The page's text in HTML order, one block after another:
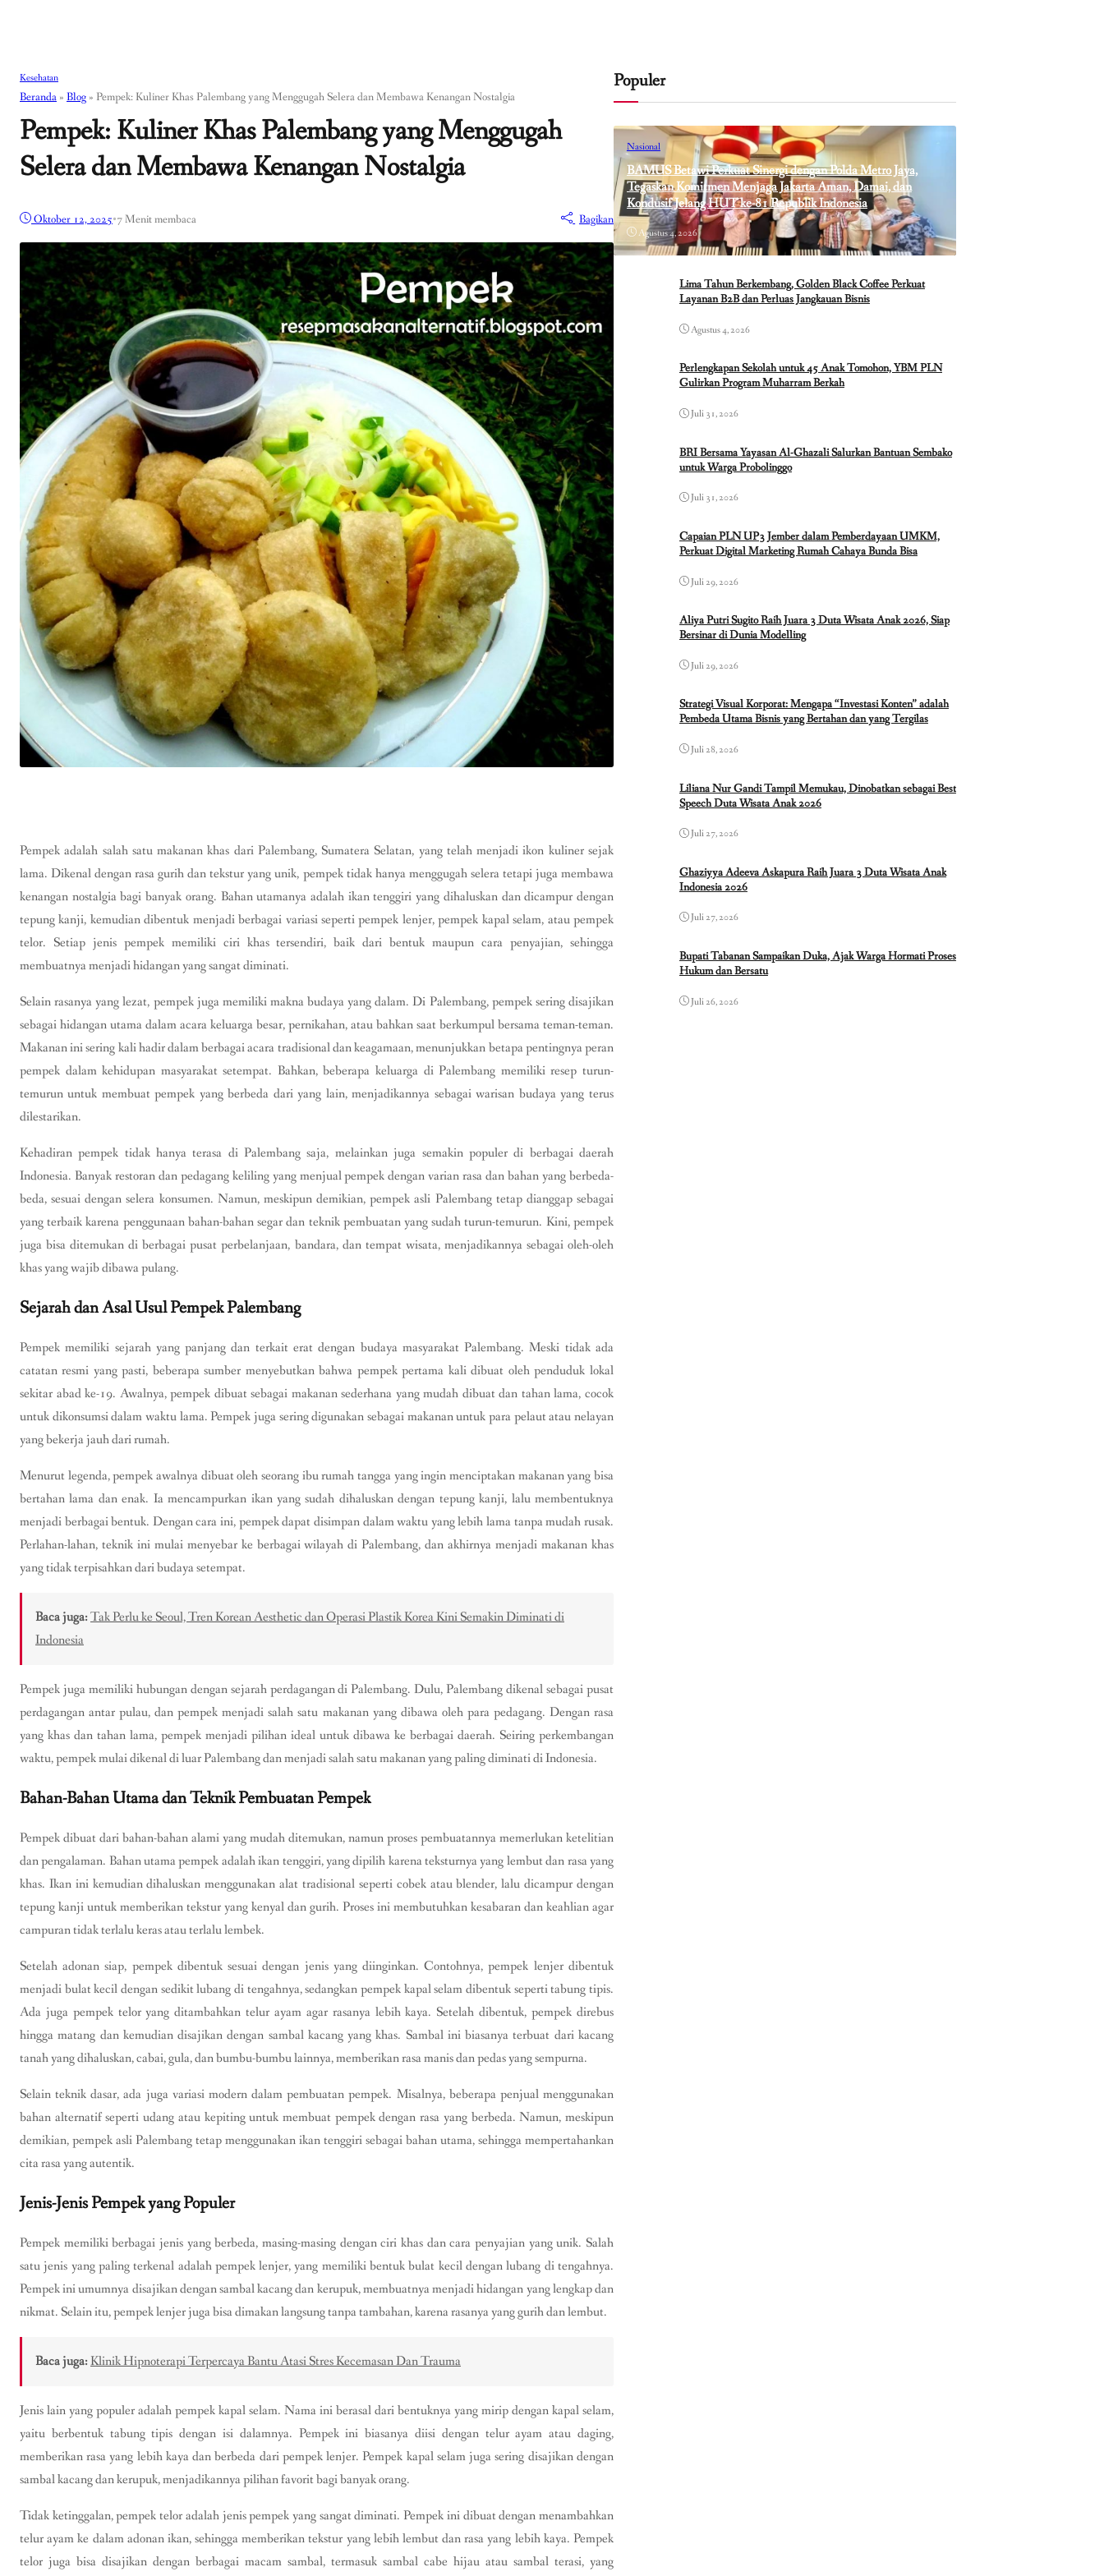
Kesehatan
Beranda » Blog » Pempek: Kuliner Khas Palembang yang Menggugah Selera dan Membawa Kenangan Nostalgia
Pempek: Kuliner Khas Palembang yang Menggugah
Selera dan Membawa Kenangan Nostalgia
Oktober 12, 2025•7 Menit membaca Bagikan
Pempek adalah salah satu makanan khas dari Palembang, Sumatera Selatan, yang telah menjadi ikon kuliner sejak
lama. Dikenal dengan rasa gurih dan tekstur yang unik, pempek tidak hanya menggugah selera tetapi juga membawa
kenangan nostalgia bagi banyak orang. Bahan utamanya adalah ikan tenggiri yang dihaluskan dan dicampur dengan
tepung kanji, kemudian dibentuk menjadi berbagai variasi seperti pempek lenjer, pempek kapal selam, atau pempek
telor. Setiap jenis pempek memiliki ciri khas tersendiri, baik dari bentuk maupun cara penyajian, sehingga
membuatnya menjadi hidangan yang sangat diminati.
Selain rasanya yang lezat, pempek juga memiliki makna budaya yang dalam. Di Palembang, pempek sering disajikan
sebagai hidangan utama dalam acara keluarga besar, pernikahan, atau bahkan saat berkumpul bersama teman-teman.
Makanan ini sering kali hadir dalam berbagai acara tradisional dan keagamaan, menunjukkan betapa pentingnya peran
pempek dalam kehidupan masyarakat setempat. Bahkan, beberapa keluarga di Palembang memiliki resep turun-
temurun untuk membuat pempek yang berbeda dari yang lain, menjadikannya sebagai warisan budaya yang terus
dilestarikan.
Kehadiran pempek tidak hanya terasa di Palembang saja, melainkan juga semakin populer di berbagai daerah
Indonesia. Banyak restoran dan pedagang keliling yang menjual pempek dengan varian rasa dan bahan yang berbeda-
beda, sesuai dengan selera konsumen. Namun, meskipun demikian, pempek asli Palembang tetap dianggap sebagai
yang terbaik karena penggunaan bahan-bahan segar dan teknik pembuatan yang sudah turun-temurun. Kini, pempek
juga bisa ditemukan di berbagai pusat perbelanjaan, bandara, dan tempat wisata, menjadikannya sebagai oleh-oleh
khas yang wajib dibawa pulang.
Sejarah dan Asal Usul Pempek Palembang
Pempek memiliki sejarah yang panjang dan terkait erat dengan budaya masyarakat Palembang. Meski tidak ada
catatan resmi yang pasti, beberapa sumber menyebutkan bahwa pempek pertama kali dibuat oleh penduduk lokal
sekitar abad ke-19. Awalnya, pempek dibuat sebagai makanan sederhana yang mudah dibuat dan tahan lama, cocok
untuk dikonsumsi dalam waktu lama. Pempek juga sering digunakan sebagai makanan untuk para pelaut atau nelayan
yang bekerja jauh dari rumah.
Menurut legenda, pempek awalnya dibuat oleh seorang ibu rumah tangga yang ingin menciptakan makanan yang bisa
bertahan lama dan enak. Ia mencampurkan ikan yang sudah dihaluskan dengan tepung kanji, lalu membentuknya
menjadi berbagai bentuk. Dengan cara ini, pempek dapat disimpan dalam waktu yang lebih lama tanpa mudah rusak.
Perlahan-lahan, teknik ini mulai menyebar ke berbagai wilayah di Palembang, dan akhirnya menjadi makanan khas
yang tidak terpisahkan dari budaya setempat.
Baca juga:Tak Perlu ke Seoul, Tren Korean Aesthetic dan Operasi Plastik Korea Kini Semakin Diminati di
Indonesia
Pempek juga memiliki hubungan dengan sejarah perdagangan di Palembang. Dulu, Palembang dikenal sebagai pusat
perdagangan antar pulau, dan pempek menjadi salah satu makanan yang dibawa oleh para pedagang. Dengan rasa
yang khas dan tahan lama, pempek menjadi pilihan ideal untuk dibawa ke berbagai daerah. Seiring perkembangan
waktu, pempek mulai dikenal di luar Palembang dan menjadi salah satu makanan yang paling diminati di Indonesia.
Bahan-Bahan Utama dan Teknik Pembuatan Pempek
Pempek dibuat dari bahan-bahan alami yang mudah ditemukan, namun proses pembuatannya memerlukan ketelitian
dan pengalaman. Bahan utama pempek adalah ikan tenggiri, yang dipilih karena teksturnya yang lembut dan rasa yang
khas. Ikan ini kemudian dihaluskan menggunakan alat tradisional seperti cobek atau blender, lalu dicampur dengan
tepung kanji untuk memberikan tekstur yang kenyal dan gurih. Proses ini membutuhkan kesabaran dan keahlian agar
campuran tidak terlalu keras atau terlalu lembek.
Setelah adonan siap, pempek dibentuk sesuai dengan jenis yang diinginkan. Contohnya, pempek lenjer dibentuk
menjadi bulat kecil dengan sedikit lubang di tengahnya, sedangkan pempek kapal selam dibentuk seperti tabung tipis.
Ada juga pempek telor yang ditambahkan telur ayam agar rasanya lebih kaya. Setelah dibentuk, pempek direbus
hingga matang dan kemudian disajikan dengan sambal kacang yang khas. Sambal ini biasanya terbuat dari kacang
tanah yang dihaluskan, cabai, gula, dan bumbu-bumbu lainnya, memberikan rasa manis dan pedas yang sempurna.
Selain teknik dasar, ada juga variasi modern dalam pembuatan pempek. Misalnya, beberapa penjual menggunakan
bahan alternatif seperti udang atau kepiting untuk membuat pempek dengan rasa yang berbeda. Namun, meskipun
demikian, pempek asli Palembang tetap menggunakan ikan tenggiri sebagai bahan utama, sehingga mempertahankan
cita rasa yang autentik.
Jenis-Jenis Pempek yang Populer
Pempek memiliki berbagai jenis yang berbeda, masing-masing dengan ciri khas dan cara penyajian yang unik. Salah
satu jenis yang paling terkenal adalah pempek lenjer, yang memiliki bentuk bulat kecil dengan lubang di tengahnya.
Pempek ini umumnya disajikan dengan sambal kacang dan kerupuk, membuatnya menjadi hidangan yang lengkap dan
nikmat. Selain itu, pempek lenjer juga bisa dimakan langsung tanpa tambahan, karena rasanya yang gurih dan lembut.
Baca juga:Klinik Hipnoterapi Terpercaya Bantu Atasi Stres Kecemasan Dan Trauma
Jenis lain yang populer adalah pempek kapal selam. Nama ini berasal dari bentuknya yang mirip dengan kapal selam,
yaitu berbentuk tabung tipis dengan isi dalamnya. Pempek ini biasanya diisi dengan telur ayam atau daging,
memberikan rasa yang lebih kaya dan berbeda dari pempek lenjer. Pempek kapal selam juga sering disajikan dengan
sambal kacang dan kerupuk, menjadikannya pilihan favorit bagi banyak orang.
Tidak ketinggalan, pempek telor adalah jenis pempek yang sangat diminati. Pempek ini dibuat dengan menambahkan
telur ayam ke dalam adonan ikan, sehingga memberikan tekstur yang lebih lembut dan rasa yang lebih kaya. Pempek
telor juga bisa disajikan dengan berbagai macam sambal, termasuk sambal cabe hijau atau sambal terasi, yang
Populer
Nasional
BAMUS Betawi Perkuat Sinergi dengan Polda Metro Jaya,
Tegaskan Komitmen Menjaga Jakarta Aman, Damai, dan
Kondusif Jelang HUT ke-81 Republik Indonesia
Agustus 4, 2026
Lima Tahun Berkembang, Golden Black Coffee Perkuat
Layanan B2B dan Perluas Jangkauan Bisnis
Agustus 4, 2026
Perlengkapan Sekolah untuk 45 Anak Tomohon, YBM PLN
Gulirkan Program Muharram Berkah
Juli 31, 2026
BRI Bersama Yayasan Al-Ghazali Salurkan Bantuan Sembako
untuk Warga Probolinggo
Juli 31, 2026
Capaian PLN UP3 Jember dalam Pemberdayaan UMKM,
Perkuat Digital Marketing Rumah Cahaya Bunda Bisa
Juli 29, 2026
Aliya Putri Sugito Raih Juara 3 Duta Wisata Anak 2026, Siap
Bersinar di Dunia Modelling
Juli 29, 2026
Strategi Visual Korporat: Mengapa “Investasi Konten” adalah
Pembeda Utama Bisnis yang Bertahan dan yang Tergilas
Juli 28, 2026
Liliana Nur Gandi Tampil Memukau, Dinobatkan sebagai Best
Speech Duta Wisata Anak 2026
Juli 27, 2026
Ghaziyya Adeeva Askapura Raih Juara 3 Duta Wisata Anak
Indonesia 2026
Juli 27, 2026
Bupati Tabanan Sampaikan Duka, Ajak Warga Hormati Proses
Hukum dan Bersatu
Juli 26, 2026